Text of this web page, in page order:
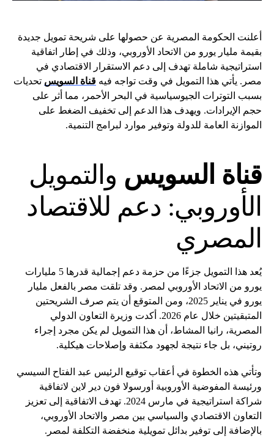
أعلنت الحكومة المصرية عن حصولها على شريحة تمويل جديدة
بقيمة مليار يورو من الاتحاد الأوروبي، وذلك في إطار اتفاقية
استراتيجية شاملة تهدف إلى دعم الاستقرار الاقتصادي في
مصر. يأتي هذا التمويل في وقت تواجه فيه قناة السويس تحديات
بسبب التوترات الجيوسياسية في البحر الأحمر، مما أثر على
حجم الإيرادات. ويهدف هذا الدعم إلى تخفيف الضغط على
الموازنة العامة للدولة وتوفير موارد لبرامج التنمية.
قناة السويس والتمويل
الأوروبي: دعم للاقتصاد
المصري
يُعد هذا التمويل جزءًا من حزمة دعم إجمالية قدرها 5 مليارات
يورو من الاتحاد الأوروبي لمصر. وقد تلقت مصر بالفعل مليار
يورو في يناير 2025، ومن المتوقع أن يتم صرف الشريحتين
المتبقيتين خلال عام 2026. أكدت وزيرة التعاون الدولي
المصرية، رانيا المشاط، أن هذا التمويل لم يكن مجرد إجراء
روتيني، بل جاء نتيجة لجهود مكثفة وإصلاحات هيكلية.
وتأتي هذه الخطوة في أعقاب توقيع الرئيس عبد الفتاح السيسي
ورئيسة المفوضية الأوروبية أورسولا فون دير لاين لاتفاقية
شراكة استراتيجية في مارس 2024. تهدف الاتفاقية إلى تعزيز
التعاون الاقتصادي والسياسي بين مصر والاتحاد الأوروبي،
بالإضافة إلى توفير بدائل تمويلية منخفضة التكلفة لمصر.